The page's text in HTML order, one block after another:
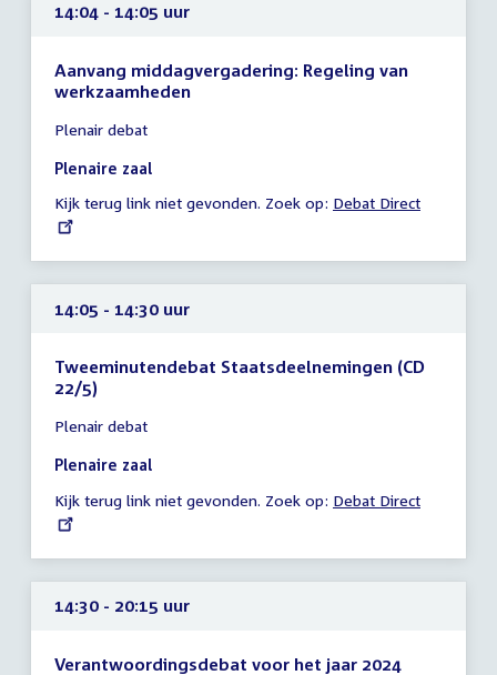
14:04 - 14:05 uur
Aanvang middagvergadering: Regeling van
werkzaamheden
vergadering
14:04
14:05
uur
Plenair debat
Plenaire zaal
Kijk terug link niet gevonden. Zoek op: External
Debat Direct
14:05 - 14:30 uur
Tweeminutendebat Staatsdeelnemingen (CD
22/5)
vergadering
14:05
14:30
uur
Plenair debat
Plenaire zaal
Kijk terug link niet gevonden. Zoek op: External
Debat Direct
14:30 - 20:15 uur
Verantwoordingsdebat voor het jaar 2024